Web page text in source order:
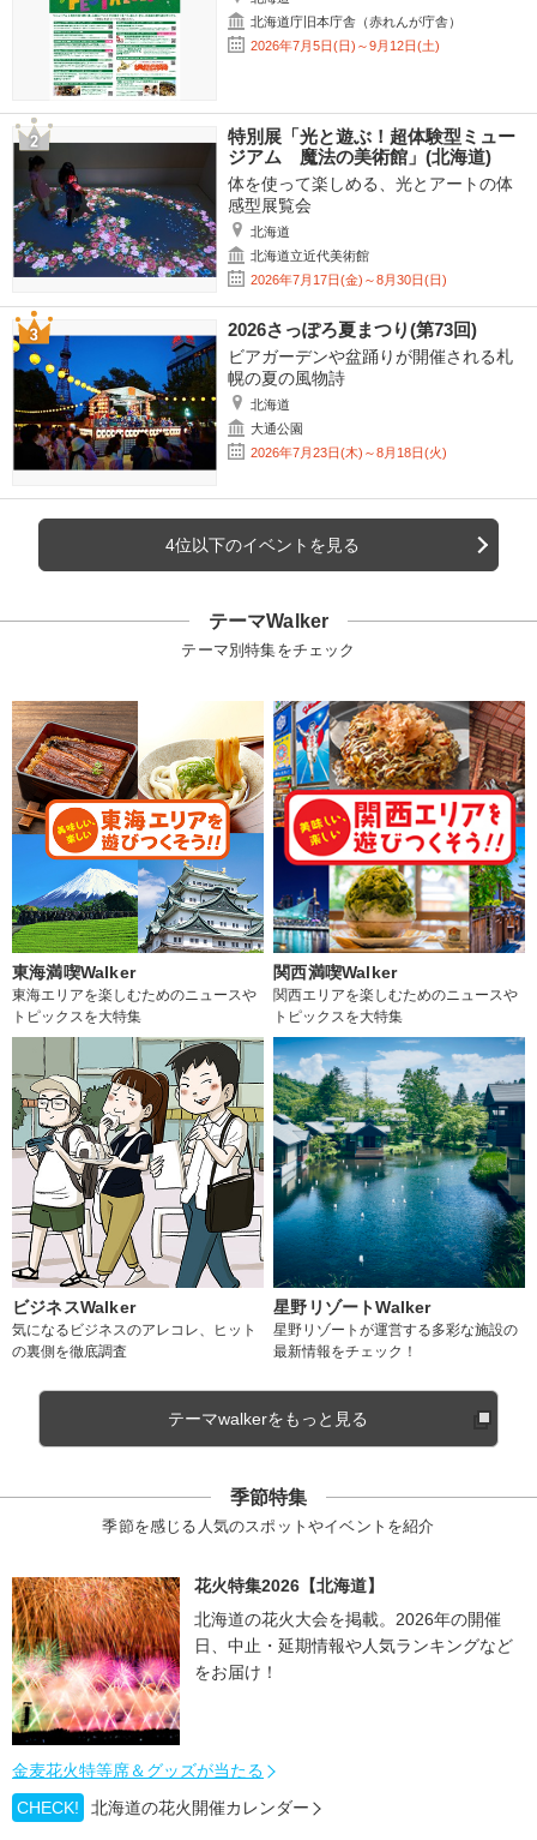
北海道庁旧本庁舎（赤れんが庁舎）
2026年7月5日(日)～9月12日(土)
特別展「光と遊ぶ！超体験型ミュー
ジアム 魔法の美術館」(北海道)
体を使って楽しめる、光とアートの体
感型展覧会
北海道
北海道立近代美術館
2026年7月17日(金)～8月30日(日)
2026さっぽろ夏まつり(第73回)
ビアガーデンや盆踊りが開催される札
幌の夏の風物詩
北海道
大通公園
2026年7月23日(木)～8月18日(火)
4位以下のイベントを見る
テーマWalker
テーマ別特集をチェック
東海満喫Walker
東海エリアを楽しむためのニュースや
トピックスを大特集
関西満喫Walker
関西エリアを楽しむためのニュースや
トピックスを大特集
ビジネスWalker
気になるビジネスのアレコレ、ヒット
の裏側を徹底調査
星野リゾートWalker
星野リゾートが運営する多彩な施設の
最新情報をチェック！
テーマwalkerをもっと見る
季節特集
季節を感じる人気のスポットやイベントを紹介
花火特集2026【北海道】
北海道の花火大会を掲載。2026年の開催
日、中止・延期情報や人気ランキングなど
をお届け！
金麦花火特等席＆グッズが当たる
CHECK!
北海道の花火開催カレンダー